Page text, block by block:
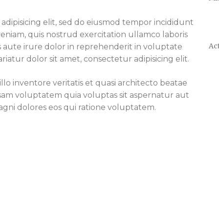
Geloof/kerk
Ziekenhuis
Huisarts
Kinderthuiszorg
Respijtzorg
Sport/hobby
Ziekenhuis
Huisarts
elit, sed do eiusmod tempor incididunt
quis nostrud exercitation ullamco laboris
aute irure dolor in reprehenderit in voluptate
dolor sit amet, consectetur adipisicing elit.
inventore veritatis et quasi architecto beatae
voluptatem quia voluptas sit aspernatur aut
dolores eos qui ratione voluptatem.